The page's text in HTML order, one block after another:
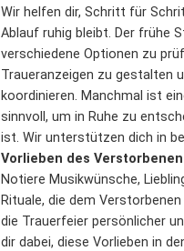
Wir helfen dir, Schritt für
Ablauf ruhig bleibt. Der frühe
verschiedene Optionen zu
Traueranzeigen zu gestalten
koordinieren. Manchmal ist
sinnvoll, um in Ruhe zu
ist. Wir unterstützen dich in
Vorlieben des
Notiere Musikwünsche,
Rituale, die dem
die Trauerfeier persönlicher
dir dabei, diese Vorlieben in